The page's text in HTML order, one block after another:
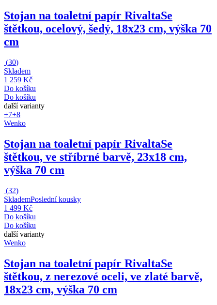
Stojan na toaletní papír RivaltaSe
štětkou, ocelový, šedý, 18x23 cm, výška 70
cm
(30)
Skladem
1 259 Kč
Do košíku
Do košíku
další varianty
+7+8
Wenko
Stojan na toaletní papír RivaltaSe
štětkou, ve stříbrné barvě, 23x18 cm,
výška 70 cm
(32)
SklademPoslední kousky
1 499 Kč
Do košíku
Do košíku
další varianty
Wenko
Stojan na toaletní papír RivaltaSe
štětkou, z nerezové oceli, ve zlaté barvě,
18x23 cm, výška 70 cm